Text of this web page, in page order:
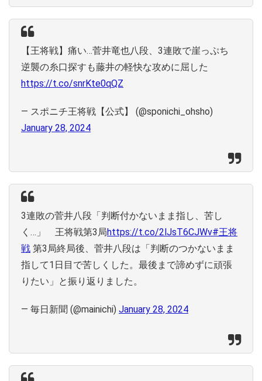
【王将戦】痛い…菅井竜也八段、3連敗で崖っぷち
逆襲の糸口探すも藤井の軽快な攻めに屈した
https://t.co/snrKte0qQZ
— スポニチ王将戦【公式】 (@sponichi_ohsho)
January 28, 2024
3連敗の菅井八段「判断付かないまま指し、苦し
く…」 王将戦第3局https://t.co/2lJsT6CJWv#王将
戦 第3局終局後、菅井八段は「判断のつかないまま
指して1日目で苦しくした。最後まで諦めずに頑張
りたい」と振り返りました。
— 毎日新聞 (@mainichi) January 28, 2024